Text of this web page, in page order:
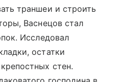
траншеи и строить
Васнецов стал
Исследовал
остатки
стен.